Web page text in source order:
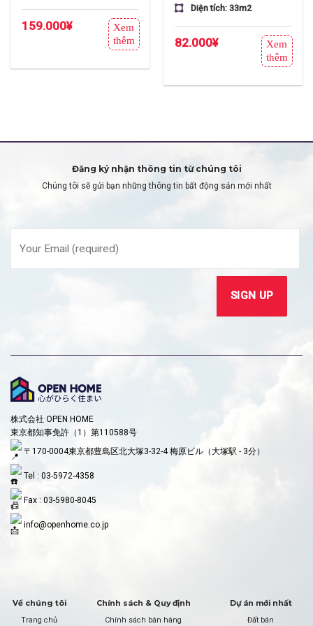
159.000¥
Xem
thêm
Diện tích: 33m2
82.000¥
Xem
thêm
Đăng ký nhận thông tin từ chúng tôi
Chúng tôi sẽ gửi bạn những thông tin bất động sản mới nhất
株式会社 OPEN HOME
東京都知事免許（1）第110588号
〒170-0004東京都豊島区北大塚3-32-4 梅原ビル（大塚駅 - 3分）
Tel : 03-5972-4358
Fax : 03-5980-8045
info@openhome.co.jp
Về chúng tôi
Trang chủ
Chính sách & Quy định
Chính sách bán hàng
Dự án mới nhất
Đất bán